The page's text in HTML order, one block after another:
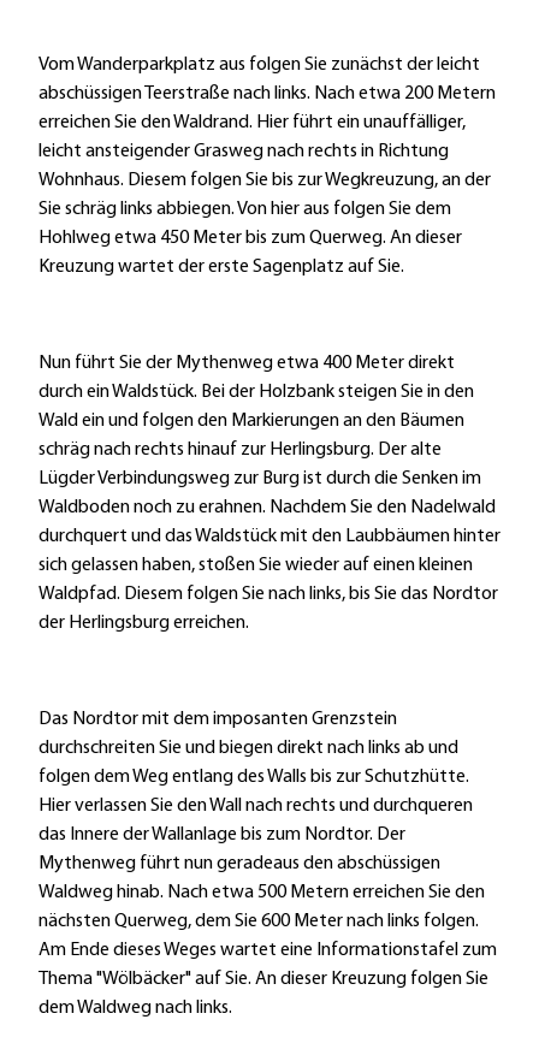
Vom Wanderparkplatz aus folgen Sie zunächst der leicht
abschüssigen Teerstraße nach links. Nach etwa 200 Metern
erreichen Sie den Waldrand. Hier führt ein unauffälliger,
leicht ansteigender Grasweg nach rechts in Richtung
Wohnhaus. Diesem folgen Sie bis zur Wegkreuzung, an der
Sie schräg links abbiegen. Von hier aus folgen Sie dem
Hohlweg etwa 450 Meter bis zum Querweg. An dieser
Kreuzung wartet der erste Sagenplatz auf Sie.
Nun führt Sie der Mythenweg etwa 400 Meter direkt
durch ein Waldstück. Bei der Holzbank steigen Sie in den
Wald ein und folgen den Markierungen an den Bäumen
schräg nach rechts hinauf zur Herlingsburg. Der alte
Lügder Verbindungsweg zur Burg ist durch die Senken im
Waldboden noch zu erahnen. Nachdem Sie den Nadelwald
durchquert und das Waldstück mit den Laubbäumen hinter
sich gelassen haben, stoßen Sie wieder auf einen kleinen
Waldpfad. Diesem folgen Sie nach links, bis Sie das Nordtor
der Herlingsburg erreichen.
Das Nordtor mit dem imposanten Grenzstein
durchschreiten Sie und biegen direkt nach links ab und
folgen dem Weg entlang des Walls bis zur Schutzhütte.
Hier verlassen Sie den Wall nach rechts und durchqueren
das Innere der Wallanlage bis zum Nordtor. Der
Mythenweg führt nun geradeaus den abschüssigen
Waldweg hinab. Nach etwa 500 Metern erreichen Sie den
nächsten Querweg, dem Sie 600 Meter nach links folgen.
Am Ende dieses Weges wartet eine Informationstafel zum
Thema "Wölbäcker" auf Sie. An dieser Kreuzung folgen Sie
dem Waldweg nach links.